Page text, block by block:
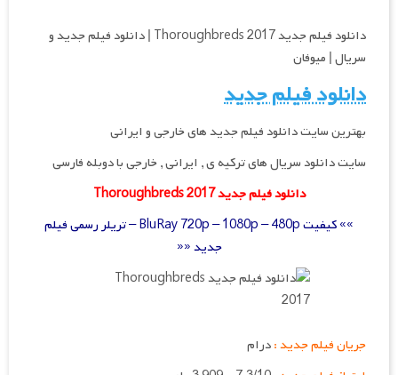
دانلود فیلم جدید Thoroughbreds 2017 | دانلود فیلم جدید و
سریال | میوفان
دانلود فیلم جدید
بهترین سایت دانلود فیلم جدید های خارجی و ایرانی
سایت دانلود سریال های ترکیه ی , ایرانی , خارجی با دوبله فارسی
دانلود فیلم جدید Thoroughbreds 2017
»» کیفیت BluRay 720p – 1080p – 480p – تریلر رسمی فیلم
جدید ««
جریان فیلم جدید :درام